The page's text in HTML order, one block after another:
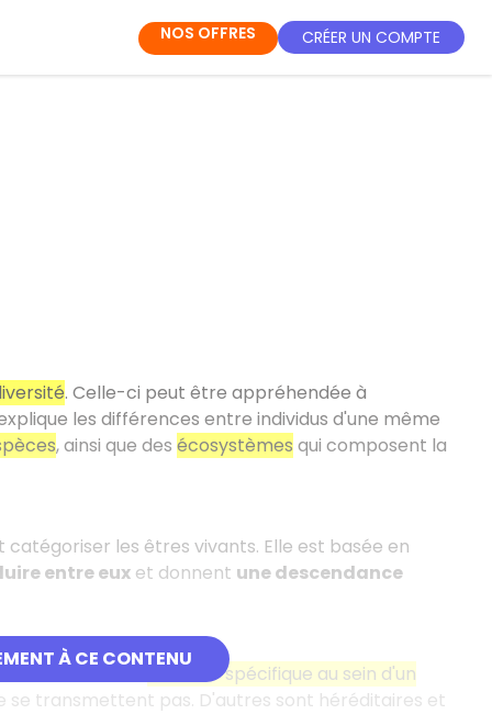
NOS OFFRES CRÉER UN COMPTE
À CE CONTENU
. Celle-ci peut être appréhendée à
les différences entre individus d'une même
, ainsi que des écosystèmes qui composent la
les êtres vivants. Elle est basée en
entre euxet donnent une descendance
diversité spécifique au sein d'un
se transmettent pas. D'autres sont héréditaires et